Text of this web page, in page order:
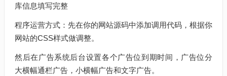
库信息填写完整
程序运营方式：先在你的网站源码中添加调用代码，根据你
网站的CSS样式做调整。
然后在广告系统后台设置各个广告位到期时间，广告位分
大横幅通栏广告，小横幅广告和文字广告。